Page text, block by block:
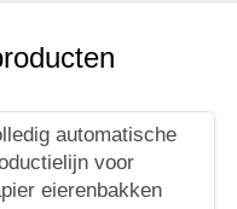
automatische
voor
eierenbakken